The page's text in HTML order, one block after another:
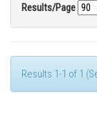
Results/Page
Results 1-1 of 1